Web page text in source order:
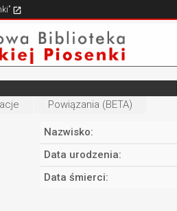
Powiązania (BETA)
Nazwisko:
Data urodzenia:
Data śmierci: